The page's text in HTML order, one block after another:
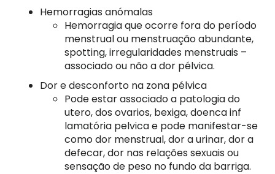
Hemorragias anómalas
Hemorragia que ocorre fora do período
menstrual ou menstruação abundante,
spotting, irregularidades menstruais –
associado ou não a dor pélvica.
Dor e desconforto na zona pélvica
Pode estar associado a patologia do
utero, dos ovarios, bexiga, doenca inf
lamatória pelvica e pode manifestar-se
como dor menstrual, dor a urinar, dor a
defecar, dor nas relações sexuais ou
sensação de peso no fundo da barriga.